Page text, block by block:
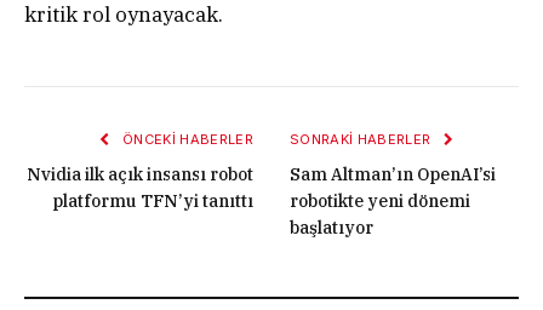
kritik rol oynayacak.
ÖNCEKI HABERLER
Nvidia ilk açık insansı robot
platformu TFN’yi tanıttı
SONRAKI HABERLER
Sam Altman’ın OpenAI’si
robotikte yeni dönemi
başlatıyor